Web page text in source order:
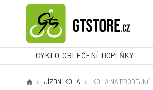
CYKLO-OBLEČENÍ-DOPLŇKY
JÍZDNÍ KOLA KOLA NA PRODEJNĚ